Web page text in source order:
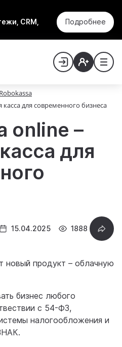
CRM,
Подробнее
для современного бизнеса
online –
для
15.04.2025 1888
новый продукт – облачную
бизнес любого
с 54-ФЗ,
налогообложения и